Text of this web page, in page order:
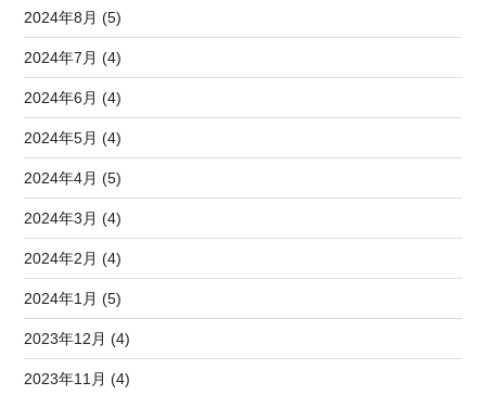
2024年8月 (5)
2024年7月 (4)
2024年6月 (4)
2024年5月 (4)
2024年4月 (5)
2024年3月 (4)
2024年2月 (4)
2024年1月 (5)
2023年12月 (4)
2023年11月 (4)